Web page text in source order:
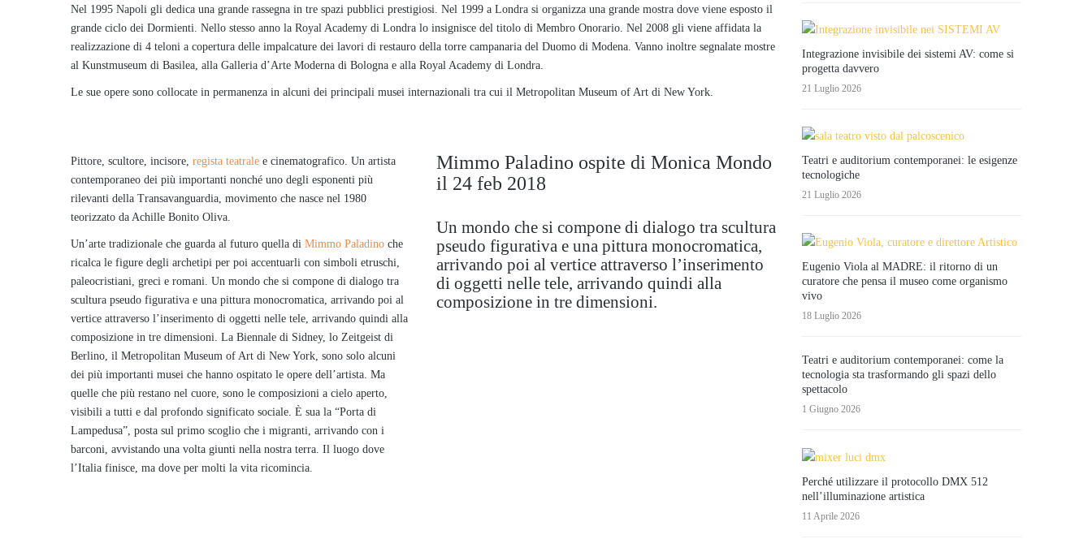
Nel 1995 Napoli gli dedica una grande rassegna in tre spazi pubblici prestigiosi. Nel 1999 a Londra si organizza una grande mostra dove viene esposto il
grande ciclo dei Dormienti. Nello stesso anno la Royal Academy di Londra lo insignisce del titolo di Membro Onorario. Nel 2008 gli viene affidata la
realizzazione di 4 teloni a copertura delle impalcature dei lavori di restauro della torre campanaria del Duomo di Modena. Vanno inoltre segnalate mostre
al Kunstmuseum di Basilea, alla Galleria d’Arte Moderna di Bologna e alla Royal Academy di Londra.
Le sue opere sono collocate in permanenza in alcuni dei principali musei internazionali tra cui il Metropolitan Museum of Art di New York.
Pittore, scultore, incisore, regista teatrale e cinematografico. Un artista
contemporaneo dei più importanti nonché uno degli esponenti più
rilevanti della Transavanguardia, movimento che nasce nel 1980
teorizzato da Achille Bonito Oliva.
Un’arte tradizionale che guarda al futuro quella di Mimmo Paladino che
ricalca le figure degli archetipi per poi accentuarli con simboli etruschi,
paleocristiani, greci e romani. Un mondo che si compone di dialogo tra
scultura pseudo figurativa e una pittura monocromatica, arrivando poi al
vertice attraverso l’inserimento di oggetti nelle tele, arrivando quindi alla
composizione in tre dimensioni. La Biennale di Sidney, lo Zeitgeist di
Berlino, il Metropolitan Museum of Art di New York, sono solo alcuni
dei più importanti musei che hanno ospitato le opere dell’artista. Ma
quelle che più restano nel cuore, sono le composizioni a cielo aperto,
visibili a tutti e dal profondo significato sociale. È sua la “Porta di
Lampedusa”, posta sul primo scoglio che i migranti, arrivando con i
barconi, avvistando una volta giunti nella nostra terra. Il luogo dove
l’Italia finisce, ma dove per molti la vita ricomincia.
Mimmo Paladino ospite di Monica Mondo
il 24 feb 2018
Un mondo che si compone di dialogo tra scultura
pseudo figurativa e una pittura monocromatica,
arrivando poi al vertice attraverso l’inserimento
di oggetti nelle tele, arrivando quindi alla
composizione in tre dimensioni.
Integrazione invisibile dei sistemi AV: come si
progetta davvero
21 Luglio 2026
Teatri e auditorium contemporanei: le esigenze
tecnologiche
21 Luglio 2026
Eugenio Viola al MADRE: il ritorno di un
curatore che pensa il museo come organismo
vivo
18 Luglio 2026
Teatri e auditorium contemporanei: come la
tecnologia sta trasformando gli spazi dello
spettacolo
1 Giugno 2026
Perché utilizzare il protocollo DMX 512
nell’illuminazione artistica
11 Aprile 2026